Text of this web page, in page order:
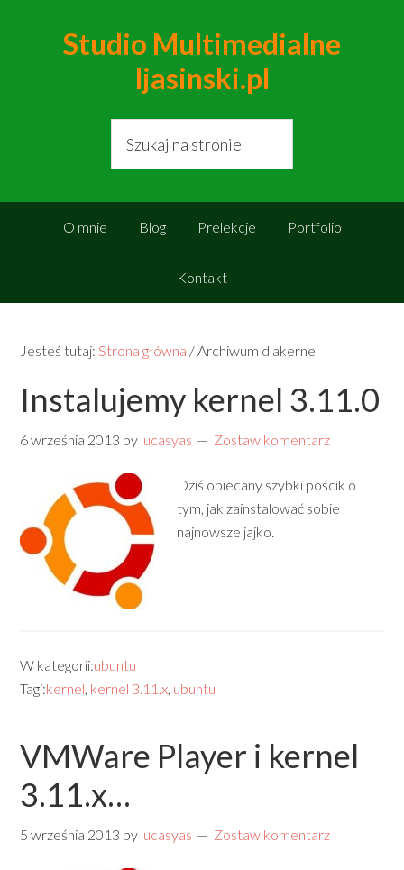
Studio Multimedialne
ljasinski.pl
O mnie Blog Prelekcje Portfolio
Kontakt
Jesteś tutaj:Strona główna /Archiwum dlakernel
Instalujemy kernel 3.11.0
6 września 2013 by lucasyas Zostaw komentarz
Dziś obiecany szybki pościk o
tym, jak zainstalować sobie
najnowsze jajko.
W kategorii:ubuntu
Tagi:kernel, kernel 3.11.x, ubuntu
VMWare Player i kernel
3.11.x…
5 września 2013 by lucasyas Zostaw komentarz